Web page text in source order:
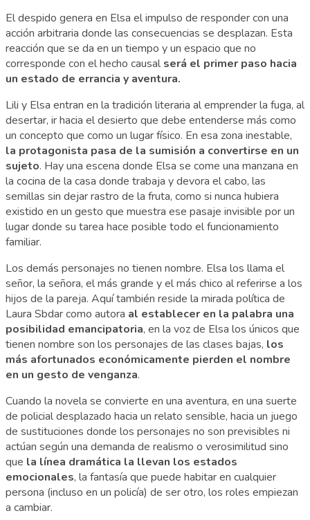
El despido genera en Elsa el impulso de responder con una
acción arbitraria donde las consecuencias se desplazan. Esta
reacción que se da en un tiempo y un espacio que no
corresponde con el hecho causal será el primer paso hacia
un estado de errancia y aventura.
Lili y Elsa entran en la tradición literaria al emprender la fuga, al
desertar, ir hacia el desierto que debe entenderse más como
un concepto que como un lugar físico. En esa zona inestable,
la protagonista pasa de la sumisión a convertirse en un
sujeto. Hay una escena donde Elsa se come una manzana en
la cocina de la casa donde trabaja y devora el cabo, las
semillas sin dejar rastro de la fruta, como si nunca hubiera
existido en un gesto que muestra ese pasaje invisible por un
lugar donde su tarea hace posible todo el funcionamiento
familiar.
Los demás personajes no tienen nombre. Elsa los llama el
señor, la señora, el más grande y el más chico al referirse a los
hijos de la pareja. Aquí también reside la mirada política de
Laura Sbdar como autora al establecer en la palabra una
posibilidad emancipatoria, en la voz de Elsa los únicos que
tienen nombre son los personajes de las clases bajas, los
más afortunados económicamente pierden el nombre
en un gesto de venganza.
Cuando la novela se convierte en una aventura, en una suerte
de policial desplazado hacia un relato sensible, hacia un juego
de sustituciones donde los personajes no son previsibles ni
actúan según una demanda de realismo o verosimilitud sino
que la línea dramática la llevan los estados
emocionales, la fantasía que puede habitar en cualquier
persona (incluso en un policía) de ser otro, los roles empiezan
a cambiar.